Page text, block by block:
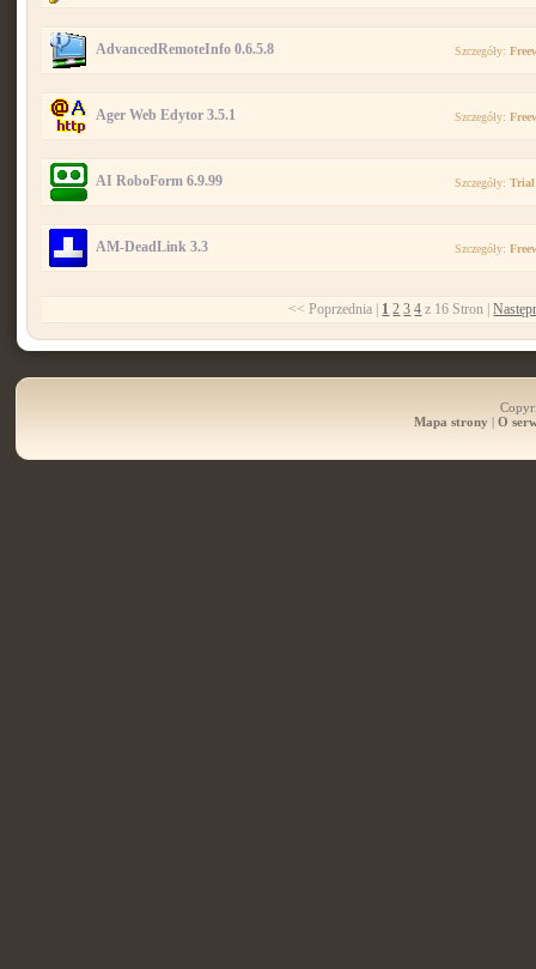
AdvancedRemoteInfo 0.6.5.8 Szczegóły:
Ager Web Edytor 3.5.1 Szczegóły:
AI RoboForm 6.9.99 Szczegóły: Trial
AM-DeadLink 3.3 Szczegóły:
<< Poprzednia | 1 2 3 4 z 16 Stron |
Mapa strony | O